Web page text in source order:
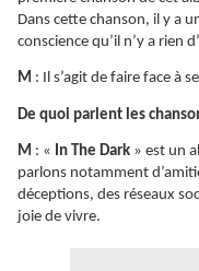
Dans cette chanson, il y a
conscience qu’il n’y a rien
M : Il s’agit de faire face à
De quoi parlent les
M : « In The Dark » est un
parlons notamment
déceptions, des réseaux
joie de vivre.